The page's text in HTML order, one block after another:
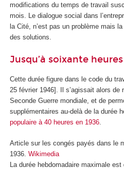
modifications du temps de travail
mois. Le dialogue social dans
la Cité, n’est pas un problème mais
des solutions.
Jusqu’à soixante
Cette durée figure dans le code du
25 février 1946]. Il s’agissait alors de
Seconde Guerre mondiale, et de
supplémentaires au-delà de la durée
populaire à 40 heures en 1936.
Article sur les congés payés dans le
1936. Wikimedia
La durée hebdomadaire maximale est